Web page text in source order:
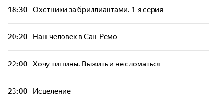
18:30 Охотники за бриллиантами. 1-я серия
20:20 Наш человек в Сан-Ремо
22:00 Хочу тишины. Выжить и не сломаться
23:00 Исцеление